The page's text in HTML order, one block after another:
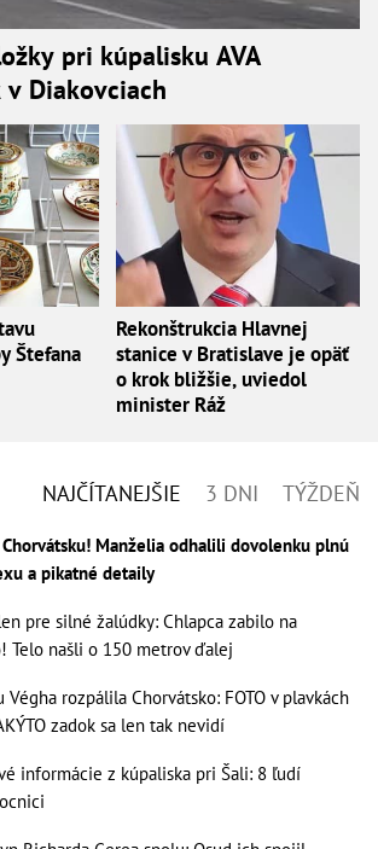
pri kúpalisku AVA
Diakovciach
Štefana
Rekonštrukcia Hlavnej
stanice v Bratislave je opäť
o krok bližšie, uviedol
minister Ráž
NAJČÍTANEJŠIE 3 DNI TÝŽDEŇ
Chorvátsku! Manželia odhalili dovolenku plnú
a pikatné detaily
pre silné žalúdky: Chlapca zabilo na
Telo našli o 150 metrov ďalej
rozpálila Chorvátsko: FOTO v plavkách
zadok sa len tak nevidí
informácie z kúpaliska pri Šali: 8 ľudí